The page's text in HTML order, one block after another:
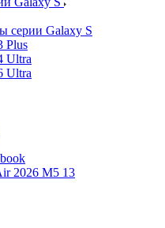
серии Galaxy S
Plus
Ultra
Ultra
2026 M5 13